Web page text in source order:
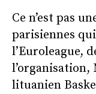
Ce n’est pas
parisiennes
l’Euroleague,
lituanien